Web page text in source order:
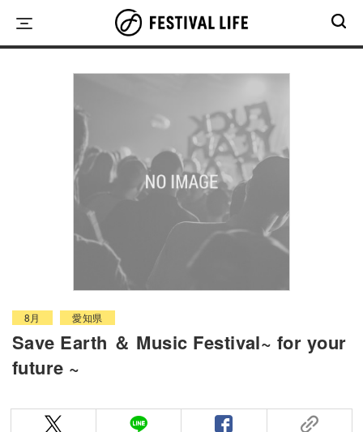
content
8月 愛知県
Save Earth ＆ Music Festival~ for your
future ~